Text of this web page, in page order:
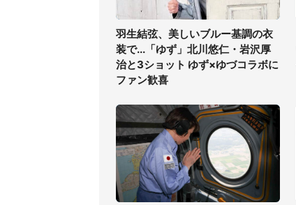
羽生結弦、美しいブルー基調の衣
装で...「ゆず」北川悠仁・岩沢厚
治と3ショット ゆず×ゆづコラボに
ファン歓喜